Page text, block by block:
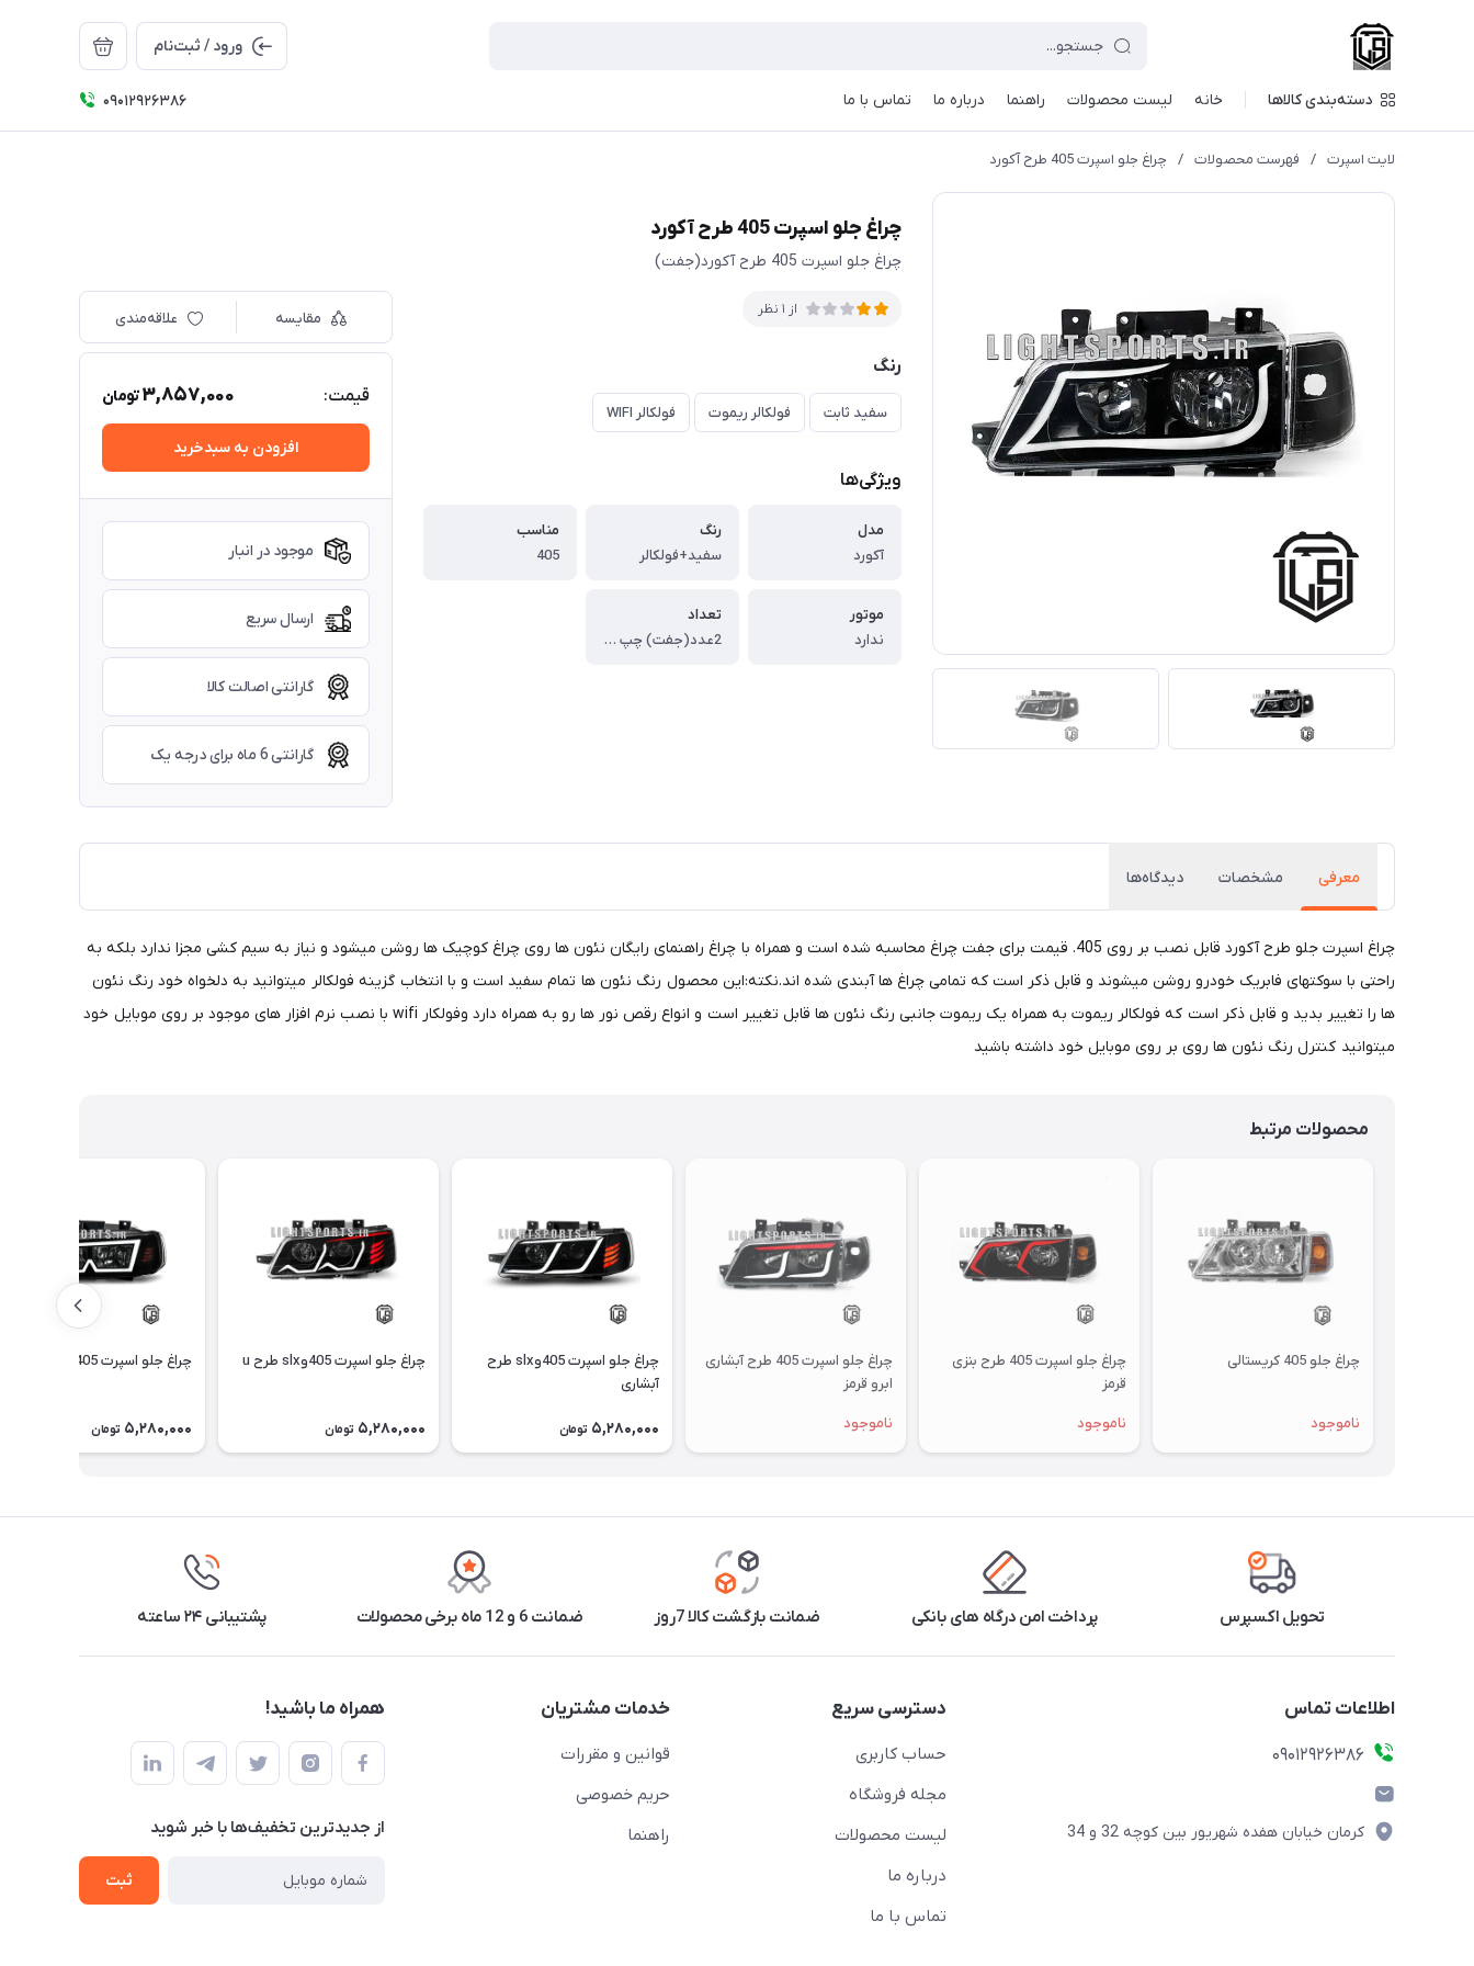
ورود / ثبت‌نام
دسته‌بندی کالاها خانه لیست محصولات راهنما درباره ما تماس با ما 09012926386
لایت اسپرت / فهرست محصولات / چراغ جلو اسپرت 405 طرح آکورد
چراغ جلو اسپرت 405 طرح آکورد
چراغ جلو اسپرت 405 طرح آکورد(جفت)
از 1 نظر
رنگ
سفید ثابت فولکالر ریموت فولکالر WIFI
ویژگی‌ها
مدل
آکورد
رنگ
سفید+فولکالر
مناسب
405
موتور
ندارد
تعداد
2عدد(جفت) چپ و راست
مقایسه علاقه‌مندی
قیمت: 3,857,000تومان
افزودن به سبدخرید
موجود در انبار
ارسال سریع
گارانتی اصالت کالا
گارانتی 6 ماه برای درجه یک
معرفی مشخصات دیدگاه‌ها
چراغ اسپرت جلو طرح آکورد قابل نصب بر روی 405. قیمت برای جفت چراغ محاسبه شده است و همراه با چراغ راهنمای رایگان نئون ها روی چراغ کوچیک ها روشن میشود و نیاز به سیم کشی مجزا ندارد بلکه به
راحتی با سوکتهای فابریک خودرو روشن میشوند و قابل ذکر است که تمامی چراغ ها آبندی شده اند.نکته:این محصول رنگ نئون ها تمام سفید است و با انتخاب گزینه فولکالر میتوانید به دلخواه خود رنگ نئون
ها را تغییر بدید و قابل ذکر است که فولکالر ریموت به همراه یک ریموت جانبی رنگ نئون ها قابل تغییر است و انواع رقص نور ها رو به همراه دارد وفولکار wifi با نصب نرم افزار های موجود بر روی موبایل خود
میتوانید کنترل رنگ نئون ها روی بر روی موبایل خود داشته باشید
محصولات مرتبط
چراغ جلو 405 کریستالی
ناموجود
چراغ جلو اسپرت 405 طرح بنزی
قرمز
ناموجود
چراغ جلو اسپرت 405 طرح آبشاری
ابرو قرمز
ناموجود
چراغ جلو اسپرت 405وslx طرح
آبشاری
5,280,000 تومان
چراغ جلو اسپرت 405وslx طرح u
5,280,000 تومان
چراغ جلو اسپرت 405وslx طرح m
5,280,000 تومان
تحویل اکسپرس پرداخت امن درگاه های بانکی ضمانت بازگشت کالا 7روز ضمانت 6 و 12 ماه برخی محصولات پشتیبانی ۲۴ ساعته
اطلاعات تماس
09012926386
کرمان خیابان هفده شهریور بین کوچه 32 و 34
دسترسی سریع
حساب کاربری
مجله فروشگاه
لیست محصولات
درباره ما
تماس با ما
خدمات مشتریان
قوانین و مقررات
حریم خصوصی
راهنما
همراه ما باشید!
از جدید‌ترین تخفیف‌ها با‌ خبر شوید
ثبت